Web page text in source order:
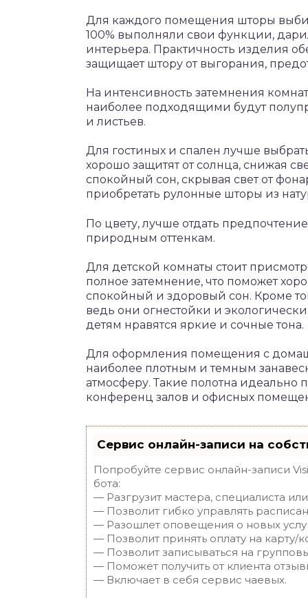
Для каждого помещения шторы
100% выполняли свои функции,
интерьера. Практичность изделия
защищает штору от выгорания,
На интенсивность затемнения
наиболее подходящими будут
и листьев.
Для гостиных и спален лучше
хорошо защитят от солнца, снижая
спокойный сон, скрывая свет от
приобретать рулонные шторы из
По цвету, лучше отдать
природным оттенкам.
Для детской комнаты стоит
полное затемнение, что поможет
спокойный и здоровый сон. Кроме
ведь они огнестойки и
детям нравятся яркие и сочные тона.
Для оформления помещения с
наиболее плотным и темным
атмосферу. Такие полотна идеально
конференц залов и офисных
Сервис онлайн-записи на
Попробуйте сервис онлайн-записи
бота:
— Разгрузит мастера, специалиста
— Позволит гибко управлять
— Разошлет оповещения о новых
— Позволит принять оплату на карту/
— Позволит записываться на
— Поможет получить от клиента
— Включает в себя сервис чаевых.